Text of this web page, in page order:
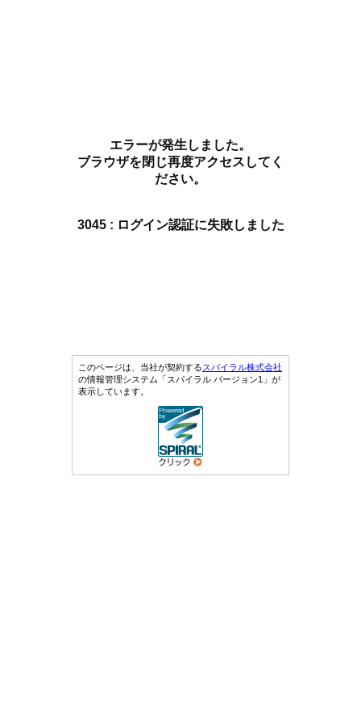
エラーが発生しました。
ブラウザを閉じ再度アクセスしてく
ださい。
3045 : ログイン認証に失敗しました
このページは、当社が契約するスパイラル株式会社
の情報管理システム「スパイラル バージョン1」が
表示しています。